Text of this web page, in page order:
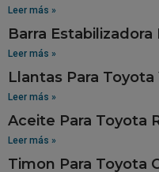
Leer más »
Barra Estabilizadora
Leer más »
Llantas Para Toyota
Leer más »
Aceite Para Toyota
Leer más »
Timon Para Toyota